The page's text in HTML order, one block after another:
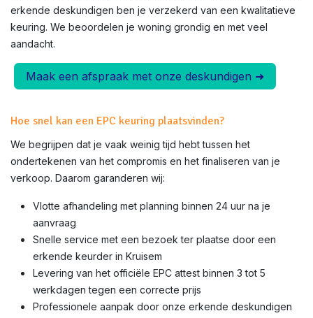
erkende deskundigen ben je verzekerd van een kwalitatieve
keuring. We beoordelen je woning grondig en met veel
aandacht.
Maak een afspraak met onze deskundigen ➜
Hoe snel kan een EPC keuring plaatsvinden?
We begrijpen dat je vaak weinig tijd hebt tussen het
ondertekenen van het compromis en het finaliseren van je
verkoop. Daarom garanderen wij:
Vlotte afhandeling met planning binnen 24 uur na je
aanvraag
Snelle service met een bezoek ter plaatse door een
erkende keurder in Kruisem
Levering van het officiële EPC attest binnen 3 tot 5
werkdagen tegen een correcte prijs
Professionele aanpak door onze erkende deskundigen